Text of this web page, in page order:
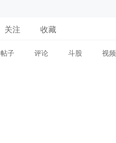
关注 收藏
帖子 评论 斗股 视频